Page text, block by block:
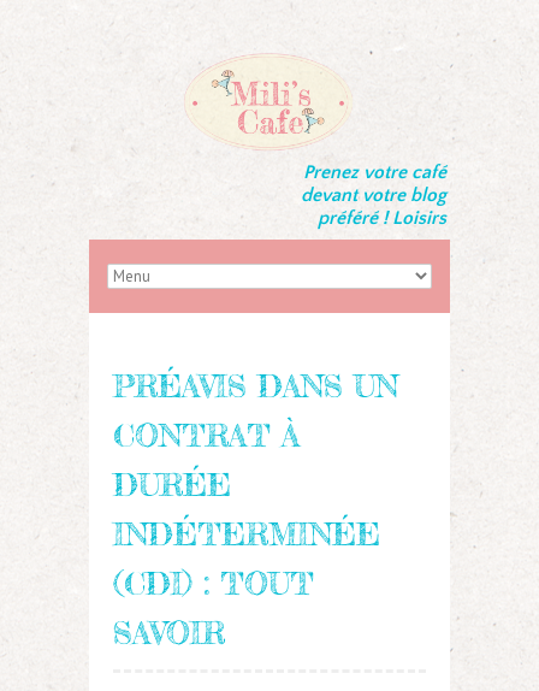
Prenez votre café
devant votre blog
préféré ! Loisirs
PRÉAVIS DANS UN
CONTRAT À
DURÉE
INDÉTERMINÉE
(CDI) : TOUT
SAVOIR